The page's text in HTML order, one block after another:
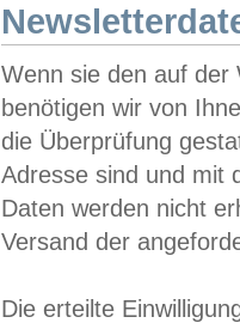
Wenn sie den auf der
benötigen wir von
die Überprüfung
Adresse sind und mit
Daten werden nicht
Versand der
Die erteilte